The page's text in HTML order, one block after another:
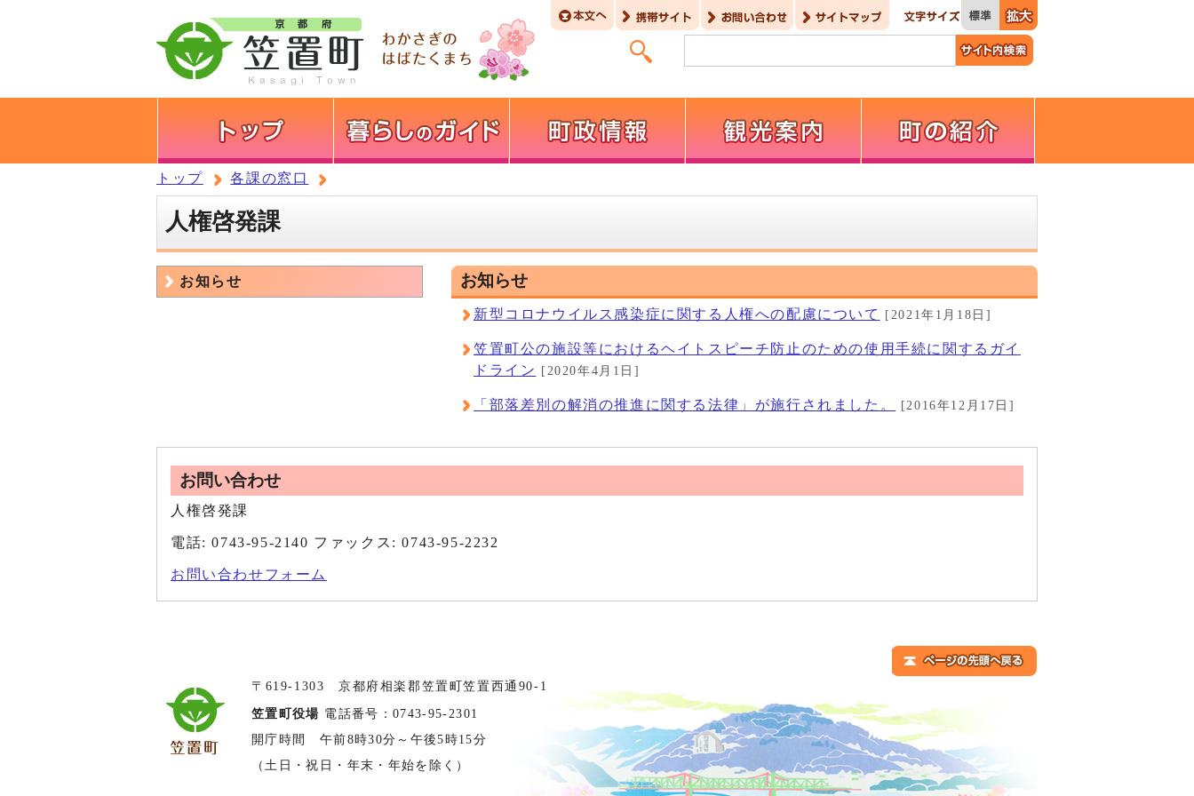
トップ 各課の窓口
人権啓発課
お知らせ お知らせ
新型コロナウイルス感染症に関する人権への配慮について [2021年1月18日]
笠置町公の施設等におけるヘイトスピーチ防止のための使用手続に関するガイ
ドライン
[2020年4月1日]
「部落差別の解消の推進に関する法律」が施行されました。 [2016年12月17日]
お問い合わせ
人権啓発課
電話: 0743-95-2140 ファックス: 0743-95-2232
お問い合わせフォーム
〒619-1303 京都府相楽郡笠置町笠置西通90-1
笠置町役場 電話番号：0743-95-2301
開庁時間 午前8時30分～午後5時15分
（土日・祝日・年末・年始を除く）